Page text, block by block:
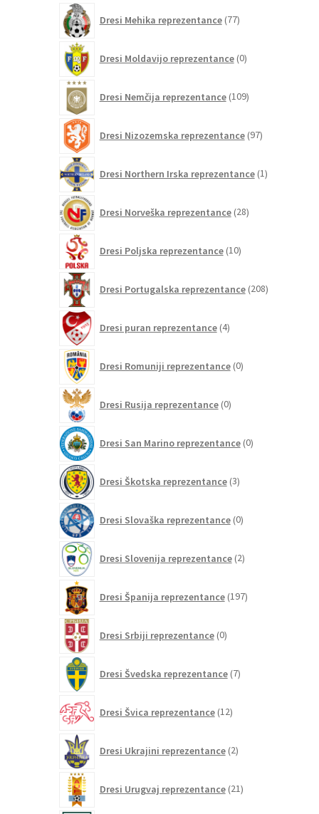
Dresi Mehika reprezentance 77izdelkov
Dresi Moldavijo reprezentance 0izdelkov
Dresi Nemčija reprezentance 109izdelkov
Dresi Nizozemska reprezentance 97izdelkov
Dresi Northern Irska reprezentance 1izdelek
Dresi Norveška reprezentance 28izdelkov
Dresi Poljska reprezentance 10izdelkov
Dresi Portugalska reprezentance 208izdelkov
Dresi puran reprezentance 4izdelki
Dresi Romuniji reprezentance 0izdelkov
Dresi Rusija reprezentance 0izdelkov
Dresi San Marino reprezentance 0izdelkov
Dresi Škotska reprezentance 3izdelki
Dresi Slovaška reprezentance 0izdelkov
Dresi Slovenija reprezentance 2izdelka
Dresi Španija reprezentance 197izdelkov
Dresi Srbiji reprezentance 0izdelkov
Dresi Švedska reprezentance 7izdelkov
Dresi Švica reprezentance 12izdelkov
Dresi Ukrajini reprezentance 2izdelka
Dresi Urugvaj reprezentance 21izdelkov